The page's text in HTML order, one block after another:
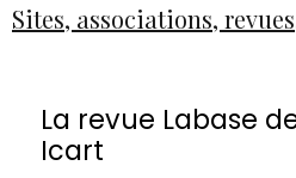
Sites, associations,
La revue Labase
Icart